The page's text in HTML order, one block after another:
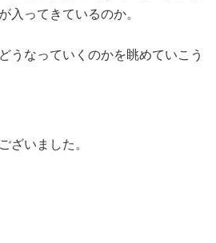
入ってきているのか。
うなっていくのかを眺めていこう
ざいました。